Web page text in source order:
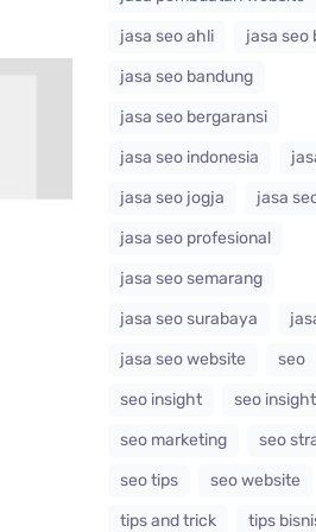
jasa seo ahli
jasa seo
jasa seo bandung
jasa seo bergaransi
jasa seo indonesia
jasa seo jogja
jasa
jasa seo profesional
jasa seo semarang
jasa seo surabaya
jasa seo website
seo
seo insight
seo
seo marketing
seo
seo tips
seo website
tips and trick
tips